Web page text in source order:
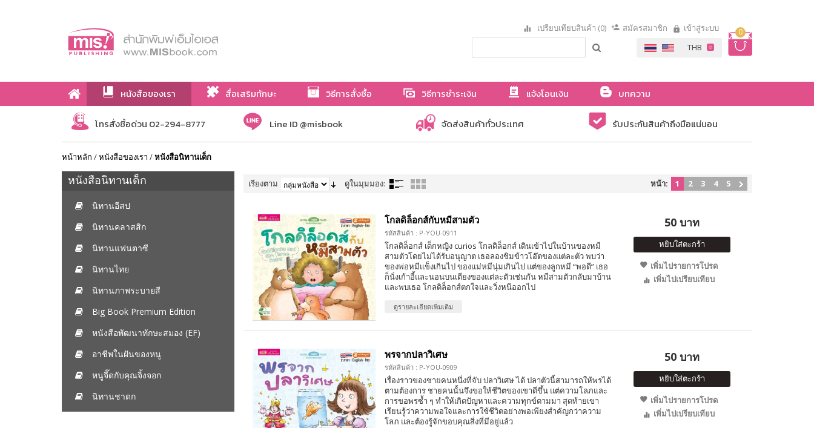
0
เปรียบเทียบสินค้า (0) สมัครสมาชิก เข้าสู่ระบบ
หนังสือของเรา สื่อเสริมทักษะ วิธีการสั่งซื้อ วิธีการชำระเงิน แจ้งโอนเงิน
บทความ
เกี่ยวกับเรา
โทรสั่งซื้อด่วน 02-294-8777 Line ID @misbook จัดส่งสินค้าทั่วประเทศ รับประกันสินค้าถึงมือแน่นอน
หน้าหลัก /หนังสือของเรา /หนังสือนิทานเด็ก
หนังสือนิทานเด็ก
นิทานอีสป
นิทานคลาสสิก
นิทานแฟนตาซี
นิทานไทย
นิทานภาพระบายสี
Big Book Premium Edition
หนังสือพัฒนาทักษะสมอง (EF)
อาชีพในฝันของหนู
หนูจี๊ดกับคุณจิ้งจอก
นิทานชาดก
เรียงตาม ดูในมุมมอง: หน้า: 1 2 3 4 5
โกลดิล็อกส์กับหมีสามตัว
รหัสสินค้า : P-YOU-0911
โกลดิล็อกส์ เด็กหญิง curios โกลดิล็อกส์ เดินเข้าไปในบ้านของหมี
สามตัวโดยไม่ได้รับอนุญาต เธอลองชิมข้าวโอ๊ตของแต่ละตัว พบว่า
ของพ่อหมีแข็งเกินไป ของแม่หมีนุ่มเกินไป แต่ของลูกหมี “พอดี” เธอ
ก็นั่งเก้าอี้และนอนบนเตียงของแต่ละตัวเช่นกัน หมีสามตัวกลับมาบ้าน
และพบเธอ โกลดิล็อกส์ตกใจและวิ่งหนีออกไป
ดูรายละเอียดเพิ่มเติม
50 บาท
หยิบใส่ตะกร้า
เพิ่มไปรายการโปรด
เพิ่มไปเปรียบเทียบ
พรจากปลาวิเศษ
รหัสสินค้า : P-YOU-0909
เรื่องราวของชายคนหนึ่งที่จับ ปลาวิเศษ ได้ ปลาตัวนี้สามารถให้พรได้
ตามต้องการ ชายคนนั้นจึงขอให้ชีวิตของเขาดีขึ้น แต่ความโลภและ
การขอพรซ้ำ ๆ ทำให้เกิดปัญหาและความทุกข์ตามมา สุดท้ายเขา
เรียนรู้ว่าความพอใจและการใช้ชีวิตอย่างพอเพียงสำคัญกว่าความ
โลภ และต้องรู้จักขอบคุณสิ่งที่มีอยู่แล้ว
50 บาท
หยิบใส่ตะกร้า
เพิ่มไปรายการโปรด
เพิ่มไปเปรียบเทียบ